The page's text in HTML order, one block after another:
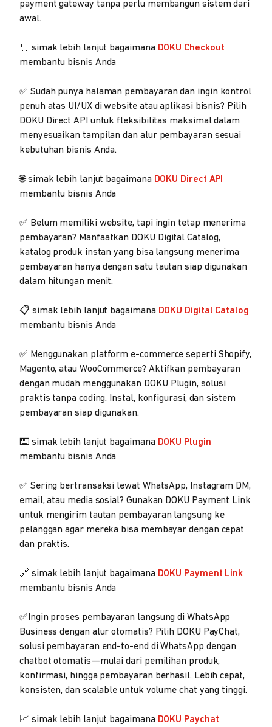
payment gateway tanpa perlu membangun sistem dari
awal.
🛒 simak lebih lanjut bagaimana DOKU Checkout
membantu bisnis Anda
✅ Sudah punya halaman pembayaran dan ingin kontrol
penuh atas UI/UX di website atau aplikasi bisnis? Pilih
DOKU Direct API untuk fleksibilitas maksimal dalam
menyesuaikan tampilan dan alur pembayaran sesuai
kebutuhan bisnis Anda.
🌐 simak lebih lanjut bagaimana DOKU Direct API
membantu bisnis Anda
✅ Belum memiliki website, tapi ingin tetap menerima
pembayaran? Manfaatkan DOKU Digital Catalog,
katalog produk instan yang bisa langsung menerima
pembayaran hanya dengan satu tautan siap digunakan
dalam hitungan menit.
📋 simak lebih lanjut bagaimana DOKU Digital Catalog
membantu bisnis Anda
✅ Menggunakan platform e-commerce seperti Shopify,
Magento, atau WooCommerce? Aktifkan pembayaran
dengan mudah menggunakan DOKU Plugin, solusi
praktis tanpa coding. Instal, konfigurasi, dan sistem
pembayaran siap digunakan.
⌨️ simak lebih lanjut bagaimana DOKU Plugin
membantu bisnis Anda
✅ Sering bertransaksi lewat WhatsApp, Instagram DM,
email, atau media sosial? Gunakan DOKU Payment Link
untuk mengirim tautan pembayaran langsung ke
pelanggan agar mereka bisa membayar dengan cepat
dan praktis.
🔗 simak lebih lanjut bagaimana DOKU Payment Link
membantu bisnis Anda
✅Ingin proses pembayaran langsung di WhatsApp
Business dengan alur otomatis? Pilih DOKU PayChat,
solusi pembayaran end-to-end di WhatsApp dengan
chatbot otomatis—mulai dari pemilihan produk,
konfirmasi, hingga pembayaran berhasil. Lebih cepat,
konsisten, dan scalable untuk volume chat yang tinggi.
📈 simak lebih lanjut bagaimana DOKU Paychat